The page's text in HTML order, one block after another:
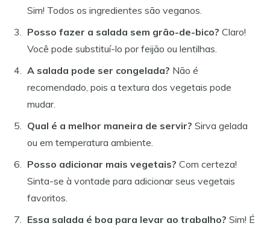
Sim! Todos os ingredientes são veganos.
Posso fazer a salada sem grão-de-bico? Claro!
Você pode substituí-lo por feijão ou lentilhas.
A salada pode ser congelada? Não é
recomendado, pois a textura dos vegetais pode
mudar.
Qual é a melhor maneira de servir? Sirva gelada
ou em temperatura ambiente.
Posso adicionar mais vegetais? Com certeza!
Sinta-se à vontade para adicionar seus vegetais
favoritos.
Essa salada é boa para levar ao trabalho? Sim! É